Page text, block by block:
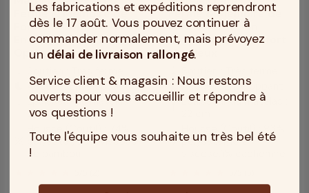
Ferme & Mémoire de
Forme – Confort
Enveloppant & Soutien
Optimal
Accueil : Enveloppant
Epaisseur du matelas :
22 cm
Housse (Coutil) : 74%
polyester, 26% viscose
de bambou
Ferme & Mémoire de
Forme – Soutien
Dynamique & Confort
Moelleux
bedtime Accueil : Enveloppant
Epaisseur du matelas :
texture
Housse (Coutil) : 83%
polyester,16%
Les fabrications et expéditions reprendront
dès le 17 août. Vous pouvez continuer à
commander normalement, mais prévoyez
un délai de livraison rallongé.
Service client & magasin : Nous restons
ouverts pour vous accueillir et répondre à
vos questions !
Toute l'équipe vous souhaite un très bel été
!